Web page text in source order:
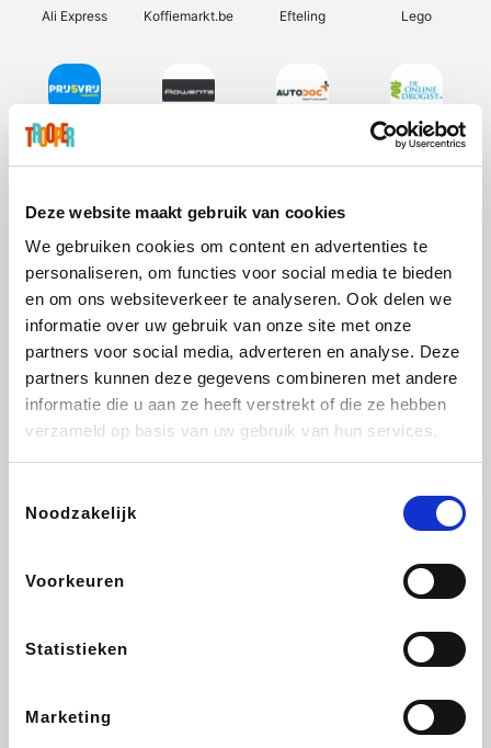
Deze website maakt gebruik van cookies
We gebruiken cookies om content en advertenties te
personaliseren, om functies voor social media te bieden
en om ons websiteverkeer te analyseren. Ook delen we
informatie over uw gebruik van onze site met onze
partners voor social media, adverteren en analyse. Deze
partners kunnen deze gegevens combineren met andere
informatie die u aan ze heeft verstrekt of die ze hebben
verzameld op basis van uw gebruik van hun services.
Noodzakelijk
Voorkeuren
Statistieken
Marketing
Ali Express Koffiemarkt.be Efteling Lego
Prijsvrij De Online Drogist
Vidaxl Lampenlicht.be Adidas Hotels.com
DectDirect
Brussels Airlines
ZEB Get Your Guide